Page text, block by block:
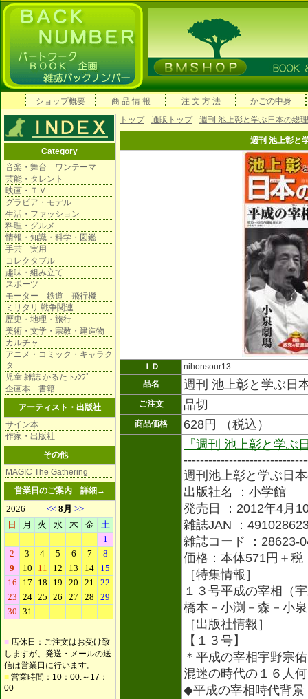
ショップ概要 商 品 情 報 注 文 方 法 かごの中身
Category
音楽・舞台 ワンテーマ
芸能・タレント
映画・ＴＶ
グラビア・モデル
生活・ファッション
料理・グルメ
情報・知識・科学・図鑑
手芸 実用
コレクタブル
趣味・組み立て
スポーツ
モーター 鉄道 飛行機
ミリタリ 戦争関連
歴史・地理・旅行
美術・文学・宗教・建造物
カルチャ
アニメ・コミック・キャラク
タ
児童 雑誌 かるた ﾄﾗﾝﾌﾟ
企画本 書籍
アーティスト・出版社
サイン本
作家・出版社
その他
MAGIC The Gathering
営業日のご案内 詳細→
■ 店休日：ご注文はお受け致
しますが、発送・メールの送
信は営業日に行います。
■ 営業時間：10：00.～17：
00
トップ- 通販トップ- 週刊 池上彰と学ぶ日本の総理
週刊 池上彰と
ＩＤ
nihonsour13
品名
週刊 池上彰と学ぶ日
ご注文 品切
商品価格 628円 （税込）
『週刊 池上彰と学ぶ
週刊池上彰と学ぶ日
出版社名 ：小学館
発売日 ：2012年4月
雑誌JAN ：
雑誌コード ：28623-
価格：本体571円＋税
［特集情報］
１３号平成の宰相（
橋本－小渕－森－小
［出版社情報］
【１３号】
＊平成の宰相宇野宗
混迷の時代の１６人
◆平成の宰相時代背景